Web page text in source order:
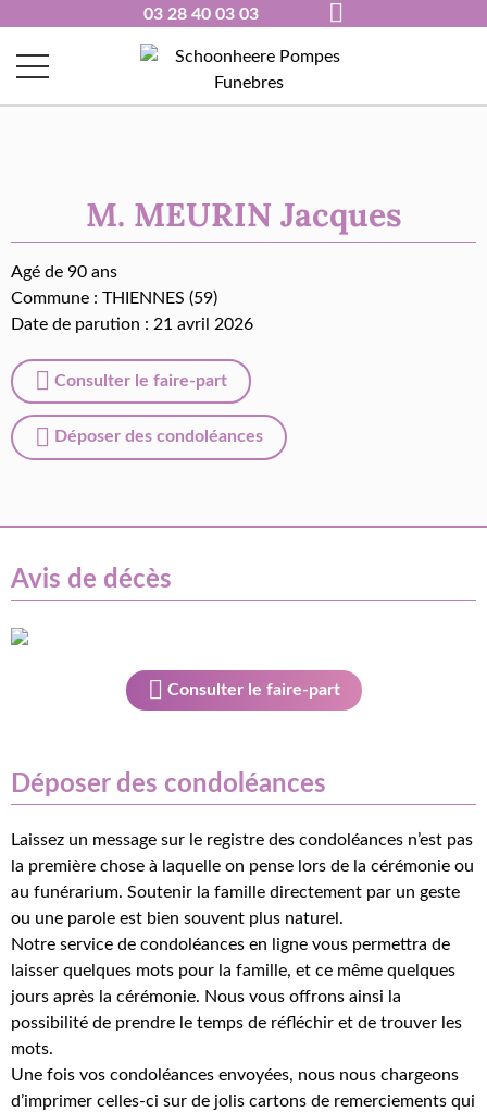
03 28 40 03 03
M. MEURIN Jacques
Agé de 90 ans
Commune : THIENNES (59)
Date de parution : 21 avril 2026
Consulter le faire-part
Déposer des condoléances
Avis de décès
Consulter le faire-part
Déposer des condoléances
Laissez un message sur le registre des condoléances n’est pas
la première chose à laquelle on pense lors de la cérémonie ou
au funérarium. Soutenir la famille directement par un geste
ou une parole est bien souvent plus naturel.
Notre service de condoléances en ligne vous permettra de
laisser quelques mots pour la famille, et ce même quelques
jours après la cérémonie. Nous vous offrons ainsi la
possibilité de prendre le temps de réfléchir et de trouver les
mots.
Une fois vos condoléances envoyées, nous nous chargeons
d’imprimer celles-ci sur de jolis cartons de remerciements qui